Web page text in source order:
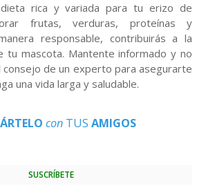
rica y variada para tu erizo de
frutas, verduras, proteínas y
responsable, contribuirás a la
tu mascota. Mantente informado y no
consejo de un experto para asegurarte
una vida larga y saludable.
con TUS AMIGOS
SUSCRÍBETE